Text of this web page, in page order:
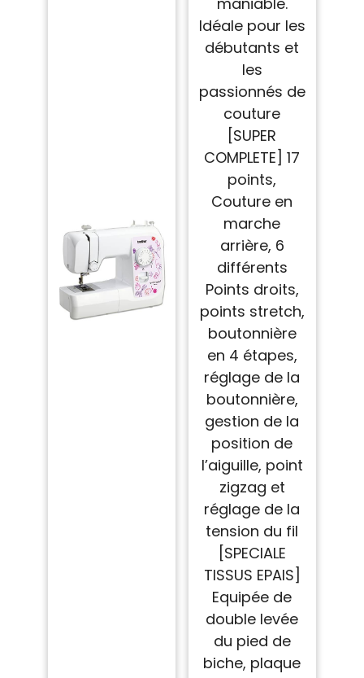
Idéale pour les
débutants et
les
passionnés de
couture
[SUPER
COMPLETE] 17
points,
Couture en
marche
arrière, 6
différents
Points droits,
points stretch,
boutonnière
en 4 étapes,
réglage de la
boutonnière,
gestion de la
position de
l’aiguille, point
zigzag et
réglage de la
tension du fil
[SPECIALE
TISSUS EPAIS]
Equipée de
double levée
du pied de
biche, plaque